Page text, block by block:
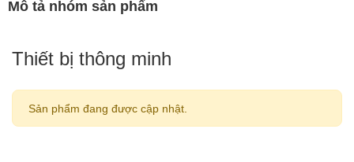
Mô tả nhóm sản phẩm
Thiết bị thông minh
Sản phẩm đang được cập nhật.